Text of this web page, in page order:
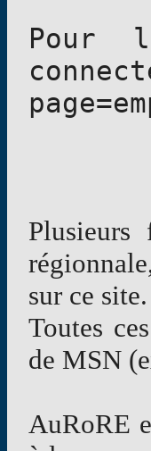
Pour
Plusieurs
sur ce site.
Toutes
de MSN
AuRoRE